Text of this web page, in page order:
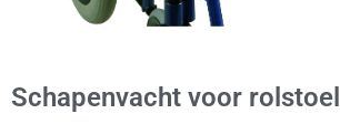
Schapenvacht voor rolstoel